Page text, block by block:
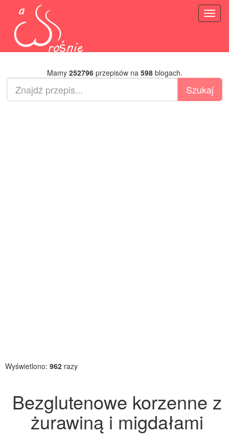
Mamy 252796przepisów na 598blogach.
Wyświetlono: 962 razy
Bezglutenowe korzenne z
żurawiną i migdałami